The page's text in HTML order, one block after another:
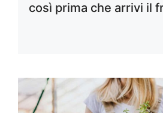
così prima che arrivi il